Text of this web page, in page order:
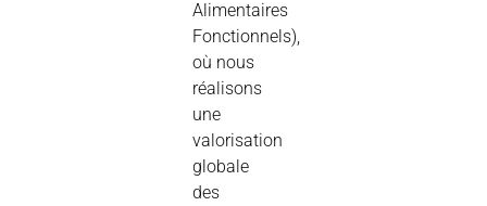
Alimentaires
Fonctionnels),
où nous
réalisons
une
valorisation
globale
des